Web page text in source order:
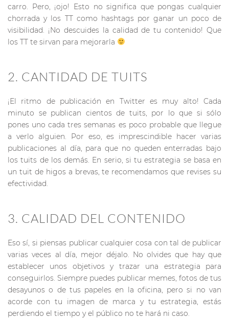
carro. Pero, ¡ojo! Esto no significa que pongas cualquier
chorrada y los TT como hashtags por ganar un poco de
visibilidad. ¡No descuides la calidad de tu contenido! Que
los TT te sirvan para mejorarla
2. CANTIDAD DE TUITS
¡El ritmo de publicación en Twitter es muy alto! Cada
minuto se publican cientos de tuits, por lo que si sólo
pones uno cada tres semanas es poco probable que llegue
a verlo alguien. Por eso, es imprescindible hacer varias
publicaciones al día, para que no queden enterradas bajo
los tuits de los demás. En serio, si tu estrategia se basa en
un tuit de higos a brevas, te recomendamos que revises su
efectividad.
3. CALIDAD DEL CONTENIDO
Eso sí, si piensas publicar cualquier cosa con tal de publicar
varias veces al día, mejor déjalo. No olvides que hay que
establecer unos objetivos y trazar una estrategia para
conseguirlos. Siempre puedes publicar memes, fotos de tus
desayunos o de tus papeles en la oficina, pero si no van
acorde con tu imagen de marca y tu estrategia, estás
perdiendo el tiempo y el público no te hará ni caso.